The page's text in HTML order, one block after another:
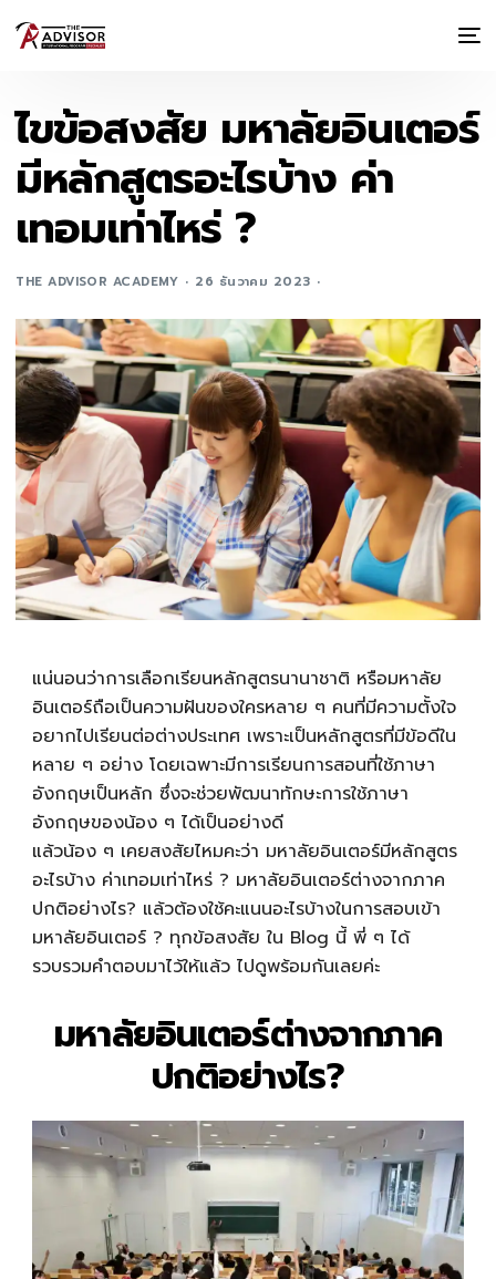
ไขข้อสงสัย มหาลัยอินเตอร์
มีหลักสูตรอะไรบ้าง ค่า
เทอมเท่าไหร่ ?
THE ADVISOR ACADEMY 26 ธันวาคม 2023
แน่นอนว่าการเลือกเรียนหลักสูตรนานาชาติ หรือมหาลัย
อินเตอร์ถือเป็นความฝันของใครหลาย ๆ คนที่มีความตั้งใจ
อยากไปเรียนต่อต่างประเทศ เพราะเป็นหลักสูตรที่มีข้อดีใน
หลาย ๆ อย่าง โดยเฉพาะมีการเรียนการสอนที่ใช้ภาษา
อังกฤษเป็นหลัก ซึ่งจะช่วยพัฒนาทักษะการใช้ภาษา
อังกฤษของน้อง ๆ ได้เป็นอย่างดี
แล้วน้อง ๆ เคยสงสัยไหมคะว่า มหาลัยอินเตอร์มีหลักสูตร
อะไรบ้าง ค่าเทอมเท่าไหร่ ? มหาลัยอินเตอร์ต่างจากภาค
ปกติอย่างไร? แล้วต้องใช้คะแนนอะไรบ้างในการสอบเข้า
มหาลัยอินเตอร์ ? ทุกข้อสงสัย ใน Blog นี้ พี่ ๆ ได้
รวบรวมคำตอบมาไว้ให้แล้ว ไปดูพร้อมกันเลยค่ะ
มหาลัยอินเตอร์ต่างจากภาค
ปกติอย่างไร?